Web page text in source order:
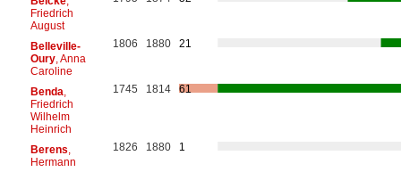
Friedrich
August
Belleville-
Oury, Anna
Caroline
1806 1880 21
Benda
Friedrich
Wilhelm
Heinrich
1745 1814 61
Berens
Hermann
1826 1880 1